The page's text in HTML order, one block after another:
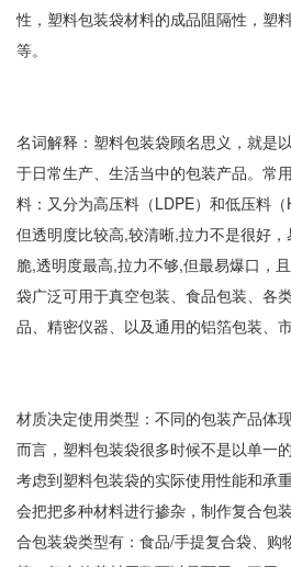
性，塑料包装袋材料的成品阻隔性，塑
等。
名词解释：塑料包装袋顾名思义，就是
于日常生产、生活当中的包装产品。常
料：又分为高压料（LDPE）和低压料
但透明度比较高,较清晰,拉力不是很好
脆,透明度最高,拉力不够,但最易爆口，
袋广泛可用于真空包装、食品包装、各
品、精密仪器、以及通用的铝箔包装、
材质决定使用类型：不同的包装产品体
而言，塑料包装袋很多时候不是以单一
考虑到塑料包装袋的实际使用性能和承
会把把多种材料进行掺杂，制作复合包
合包装袋类型有：食品/手提复合袋、购